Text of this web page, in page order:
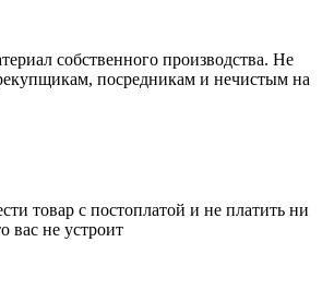
собственного производства. Не
посредникам и нечистым на
товар с постоплатой и не платить ни
вас не устроит